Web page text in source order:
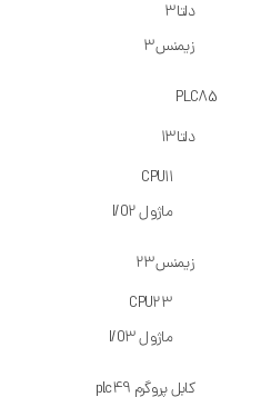
دلتا3
زیمنس3
PLC85
دلتا13
CPU11
ماژول I/O2
زیمنس23
CPU23
ماژول I/O3
کابل پروگرم plc 49